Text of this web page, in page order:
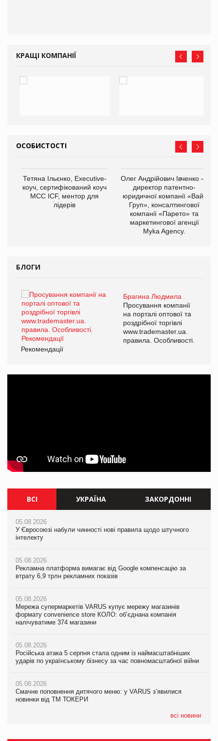
КРАЩІ КОМПАНІЇ
ОСОБИСТОСТІ
Тетяна Ільєнко, Executive-
коуч, сертифікований коуч
МСС ICF, ментор для
лідерів
Олег Андрійович Івченко —
директор патентно-
юридичної компанії «Вайз
Груп», консалтингової
компанії «Парето» та
маркетингової агенції
Myka Agency.
БЛОГИ
Брагина Людмила
Просування компанії
на порталі оптової та
роздрібної торгівлі
www.trademaster.ua.
правила. Особливості.
Рекомендації
ВСІ УКРАЇНА ЗАКОРДОННІ
05.08.2026
У Євросоюзі набули чинності нові правила щодо штучного
інтелекту
05.08.2026
Рекламна платформа вимагає від Google компенсацію за
втрату 6,9 трлн рекламних показів
05.08.2026
Мережа супермаркетів VARUS купує мережу магазинів
формату convenience store КОЛО: об’єднана компанія
налічуватиме 374 магазини
05.08.2026
Російська атака 5 серпня стала одним із наймасштабніших
ударів по українському бізнесу за час повномасштабної війни
05.08.2026
Смачне поповнення дитячого меню: у VARUS з’явилися
новинки від ТМ ТОКЕРИ
всі новини
05.08.2026
У Євросоюзі набули чинності нові правила щодо штучного
інтелекту
05.08.2026
Рекламна платформа вимагає від Google компенсацію за
втрату 6,9 трлн рекламних показів
05.08.2026
Мережа супермаркетів VARUS купує мережу магазинів
формату convenience store КОЛО: об’єднана компанія
налічуватиме 374 магазини
05.08.2026
Російська атака 5 серпня стала одним із наймасштабніших
ударів по українському бізнесу за час повномасштабної війни
05.08.2026
Смачне поповнення дитячого меню: у VARUS з’явилися
новинки від ТМ ТОКЕРИ
05.08.2026
У Євросоюзі набули чинності нові правила щодо штучного
інтелекту
05.08.2026
Рекламна платформа вимагає від Google компенсацію за
втрату 6,9 трлн рекламних показів
05.08.2026
Adidas витратила понад $1 млрд на маркетинг за квартал
продуктів